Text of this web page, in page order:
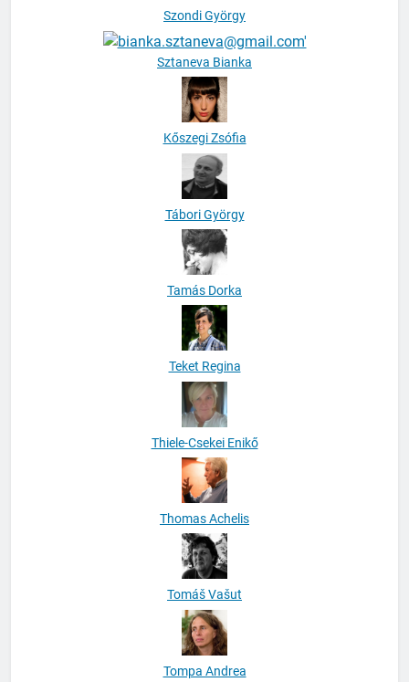
Szondi György
Sztaneva Bianka
Kőszegi Zsófia
Tábori György
Tamás Dorka
Teket Regina
Thiele-Csekei Enikő
Thomas Achelis
Tomáš Vašut
Tompa Andrea